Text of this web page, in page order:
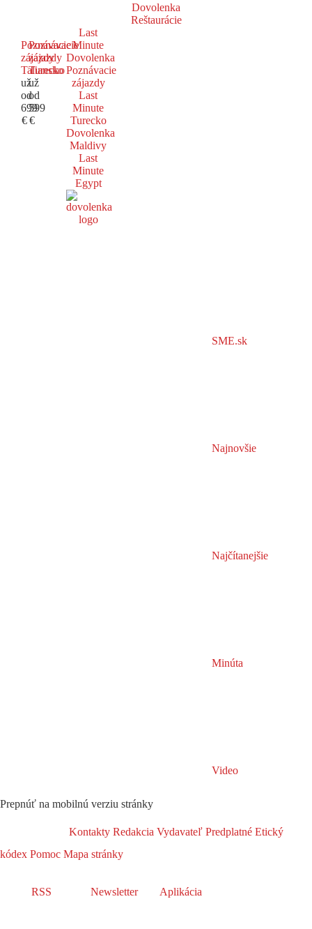
Dovolenka
Reštaurácie
Poznávacie
zájazdy
Taliansko
už
od
699
€
Poznávacie
zájazdy
Turecko
už
od
599
€
Last
Minute
Dovolenka
Poznávacie
zájazdy
Last
Minute
Turecko
Dovolenka
Maldivy
Last
Minute
Egypt
SME.sk
Najnovšie
Najčítanejšie
Minúta
Video
Prepnúť na mobilnú verziu stránky
Kontakty Redakcia Vydavateľ Predplatné Etický
kódex Pomoc Mapa stránky
RSS Newsletter Aplikácia